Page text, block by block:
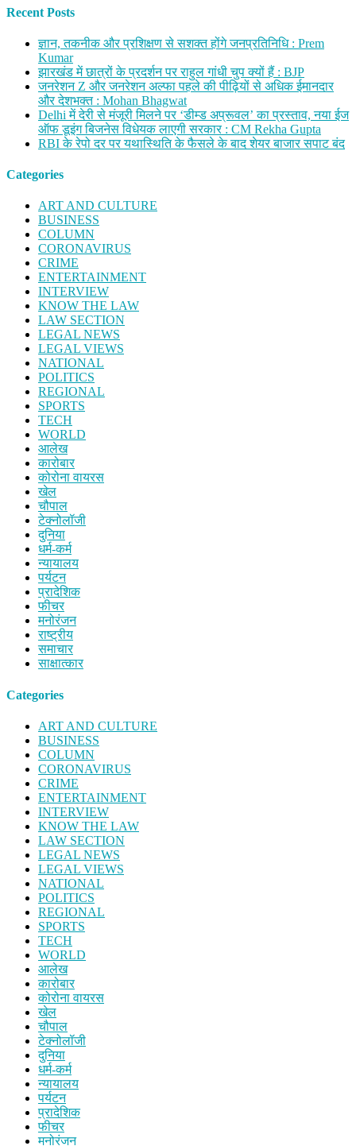
Recent Posts
ज्ञान, तकनीक और प्रशिक्षण से सशक्त होंगे जनप्रतिनिधि : Prem
Kumar
झारखंड में छात्रों के प्रदर्शन पर राहुल गांधी चुप क्यों हैं : BJP
जनरेशन Z और जनरेशन अल्फा पहले की पीढ़ियों से अधिक ईमानदार
और देशभक्त : Mohan Bhagwat
Delhi में देरी से मंजूरी मिलने पर ‘डीम्ड अप्रूवल’ का प्रस्ताव, नया ईज
ऑफ डूइंग बिजनेस विधेयक लाएगी सरकार : CM Rekha Gupta
RBI के रेपो दर पर यथास्थिति के फैसले के बाद शेयर बाजार सपाट बंद
Categories
ART AND CULTURE
BUSINESS
COLUMN
CORONAVIRUS
CRIME
ENTERTAINMENT
INTERVIEW
KNOW THE LAW
LAW SECTION
LEGAL NEWS
LEGAL VIEWS
NATIONAL
POLITICS
REGIONAL
SPORTS
TECH
WORLD
आलेख
कारोबार
कोरोना वायरस
खेल
चौपाल
टेक्नोलॉजी
दुनिया
धर्म-कर्म
न्यायालय
पर्यटन
प्रादेशिक
फीचर
मनोरंजन
राष्ट्रीय
समाचार
साक्षात्कार
Categories
ART AND CULTURE
BUSINESS
COLUMN
CORONAVIRUS
CRIME
ENTERTAINMENT
INTERVIEW
KNOW THE LAW
LAW SECTION
LEGAL NEWS
LEGAL VIEWS
NATIONAL
POLITICS
REGIONAL
SPORTS
TECH
WORLD
आलेख
कारोबार
कोरोना वायरस
खेल
चौपाल
टेक्नोलॉजी
दुनिया
धर्म-कर्म
न्यायालय
पर्यटन
प्रादेशिक
फीचर
मनोरंजन